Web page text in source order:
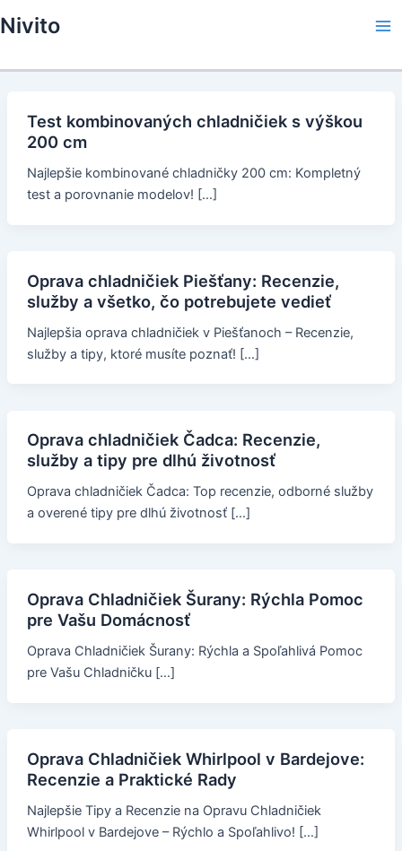
to
Nivito
Test kombinovaných chladničiek s výškou
200 cm
Najlepšie kombinované chladničky 200 cm: Kompletný
test a porovnanie modelov! […]
Oprava chladničiek Piešťany: Recenzie,
služby a všetko, čo potrebujete vedieť
Najlepšia oprava chladničiek v Piešťanoch – Recenzie,
služby a tipy, ktoré musíte poznať! […]
Oprava chladničiek Čadca: Recenzie,
služby a tipy pre dlhú životnosť
Oprava chladničiek Čadca: Top recenzie, odborné služby
a overené tipy pre dlhú životnosť […]
Oprava Chladničiek Šurany: Rýchla Pomoc
pre Vašu Domácnosť
Oprava Chladničiek Šurany: Rýchla a Spoľahlivá Pomoc
pre Vašu Chladničku […]
Oprava Chladničiek Whirlpool v Bardejove:
Recenzie a Praktické Rady
Najlepšie Tipy a Recenzie na Opravu Chladničiek
Whirlpool v Bardejove – Rýchlo a Spoľahlivo! […]